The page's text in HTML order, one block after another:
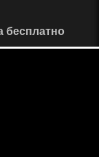
бесплатно